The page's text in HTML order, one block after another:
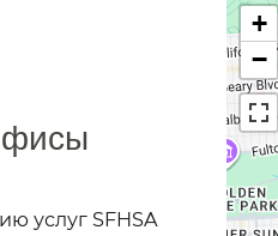
услуг SFHSA
+
−